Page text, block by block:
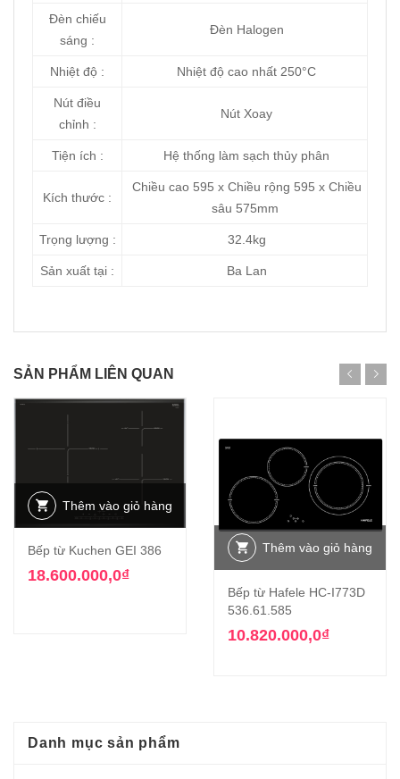
Đèn chiếu
sáng :
Đèn Halogen
Nhiệt độ : Nhiệt độ cao nhất 250°C
Nút điều
chỉnh :
Nút Xoay
Tiện ích : Hệ thống làm sạch thủy phân
Kích thước :
Chiều cao 595 x Chiều rộng 595 x Chiều
sâu 575mm
Trọng lượng : 32.4kg
Sản xuất tại : Ba Lan
SẢN PHẨM LIÊN QUAN
Thêm vào giỏ hàng
Bếp từ Kuchen GEI 386
18.600.000,0₫
Thêm vào giỏ hàng
Bếp từ Hafele HC-I773D
536.61.585
10.820.000,0₫
Danh mục sản phẩm